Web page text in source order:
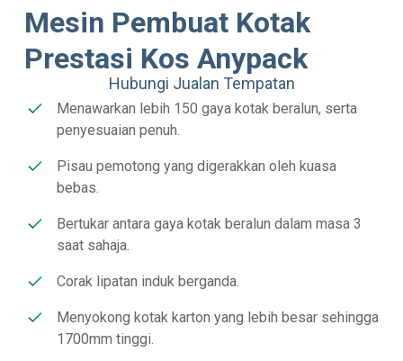
kotak pembungkusan kadbod yang lengkap.
Hubungi Jualan Tempatan
Mesin Pembuat Kotak
Prestasi Kos Anypack
Menawarkan lebih 150 gaya kotak beralun, serta
penyesuaian penuh.
Pisau pemotong yang digerakkan oleh kuasa
bebas.
Bertukar antara gaya kotak beralun dalam masa 3
saat sahaja.
Corak lipatan induk berganda.
Menyokong kotak karton yang lebih besar sehingga
1700mm tinggi.